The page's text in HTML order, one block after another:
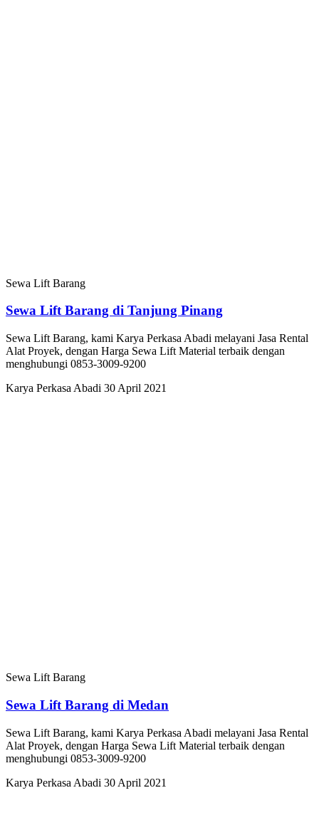
Sewa Lift Barang
Sewa Lift Barang di Tanjung Pinang
Sewa Lift Barang, kami Karya Perkasa Abadi melayani Jasa Rental
Alat Proyek, dengan Harga Sewa Lift Material terbaik dengan
menghubungi 0853-3009-9200
Karya Perkasa Abadi 30 April 2021
Sewa Lift Barang
Sewa Lift Barang di Medan
Sewa Lift Barang, kami Karya Perkasa Abadi melayani Jasa Rental
Alat Proyek, dengan Harga Sewa Lift Material terbaik dengan
menghubungi 0853-3009-9200
Karya Perkasa Abadi 30 April 2021